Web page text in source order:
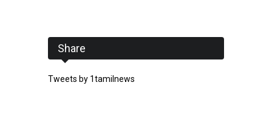
Share
Tweets by 1tamilnews